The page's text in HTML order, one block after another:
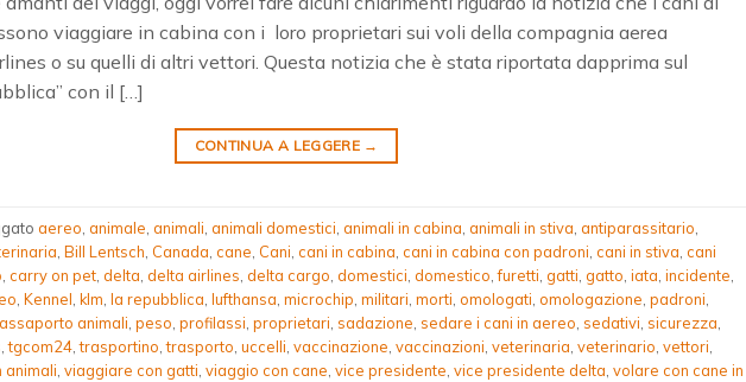
viaggiare in cabina con i loro proprietari sui voli della compagnia aerea
o su quelli di altri vettori. Questa notizia che è stata riportata dapprima sul
con il […]
CONTINUA A LEGGERE →
aereo animale animali animali domestici animali in cabina animali in stiva antiparassitario
Bill Lentsch Canada cane Cani cani in cabina cani in cabina con padroni cani in stiva cani
carry on pet delta delta airlines delta cargo domestici domestico ,furetti gatti gatto iata incidente
Kennel klm la repubblica lufthansa microchip militari morti omologati omologazione padroni
animali peso profilassi proprietari sadazione sedare i cani in aereo sedativi sicurezza
,tgcom24 ,trasportino ,trasporto uccelli vaccinazione vaccinazioni veterinaria veterinario vettori
animali viaggiare con gatti viaggio con cane vice presidente vice presidente delta volare con cane in